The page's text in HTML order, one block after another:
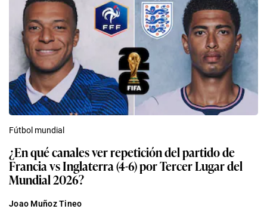
Fútbol mundial
¿En qué canales ver repetición del partido de
Francia vs Inglaterra (4-6) por Tercer Lugar del
Mundial 2026?
Joao Muñoz Tineo